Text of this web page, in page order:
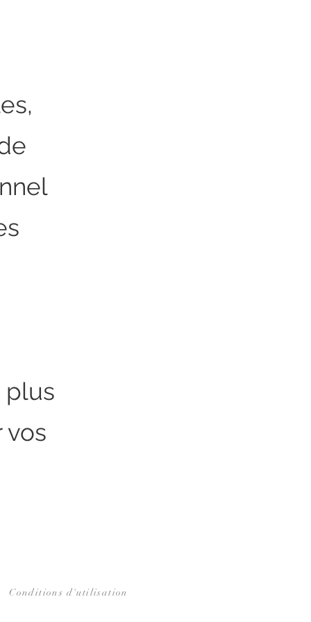
plus
Conditions d'utilisation